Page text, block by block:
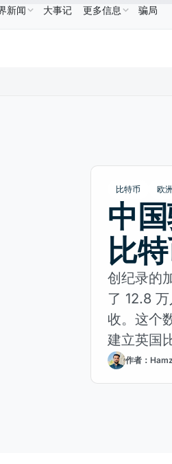
USDCUS$0.9995↑0.00% XRPXRP US$1.09
新闻 大事记 更多信息 骗局
比特币 欧洲
中
比
创纪录的
了 12.8
收。这个
建立英国
作者：